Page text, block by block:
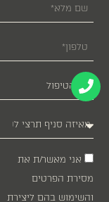
אני מאשר/ת את
מסירת הפרטים
והשימוש בהם ליצירת